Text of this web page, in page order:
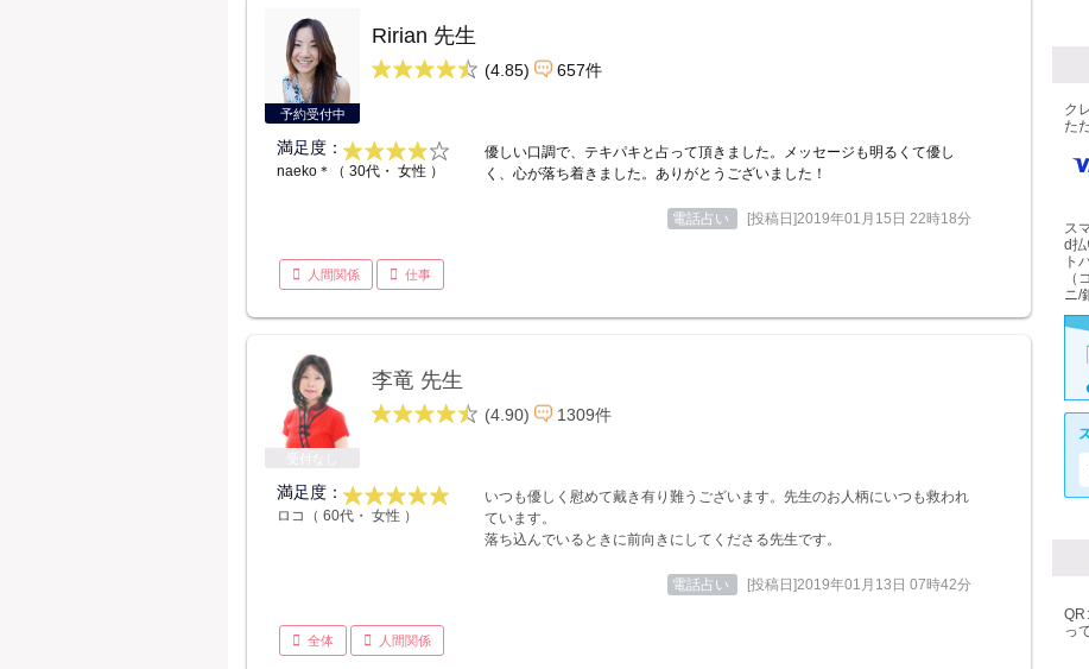
予約受付中
Ririan 先生
(4.85) 657件
満足度：
naeko＊（ 30代・ 女性 ）
優しい口調で、テキパキと占って頂きました。メッセージも明るくて優し
く、心が落ち着きました。ありがとうございました！
電話占い [投稿日]2019年01月15日 22時18分
人間関係 仕事
李竜 先生
(4.90) 1309件
満足度：
ロコ（ 60代・ 女性 ）
いつも優しく慰めて戴き有り難うございます。先生のお人柄にいつも救われ
ています。
落ち込んでいるときに前向きにしてくださる先生です。
電話占い [投稿日]2019年01月13日 07時42分
全体 人間関係
ク
た
ス
d払
ト
（
ニ/
QR
っ